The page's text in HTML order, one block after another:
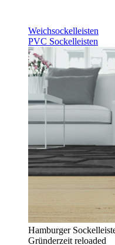
Weichsockelleisten
PVC Sockelleisten
Hamburger
Gründerzeit reloaded